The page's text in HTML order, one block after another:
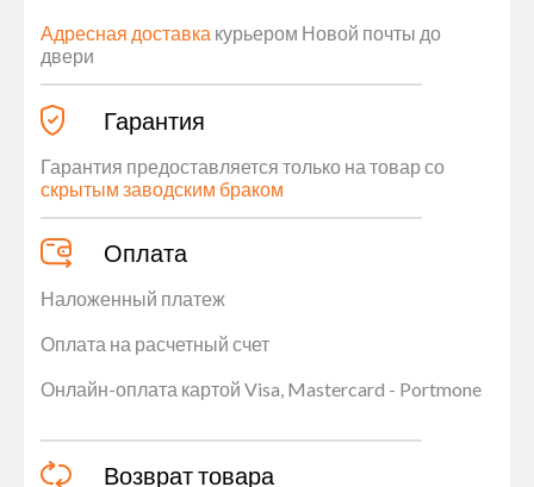
Адресная доставка курьером Новой почты до
двери
Гарантия
Гарантия предоставляется только на товар со
скрытым заводским браком
Оплата
Наложенный платеж
Оплата на расчетный счет
Онлайн-оплата картой Visa, Mastercard - Portmone
Возврат товара